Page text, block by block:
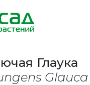
Глаука
Glauca